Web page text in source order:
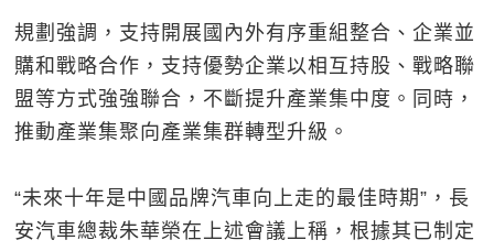
規劃強調，支持開展國內外有序重組整合、企業並
購和戰略合作，支持優勢企業以相互持股、戰略聯
盟等方式強強聯合，不斷提升產業集中度。同時，
推動產業集聚向產業集群轉型升級。
“未來十年是中國品牌汽車向上走的最佳時期”，長
安汽車總裁朱華榮在上述會議上稱，根據其已制定